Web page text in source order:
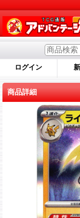
ログイン
商品詳細